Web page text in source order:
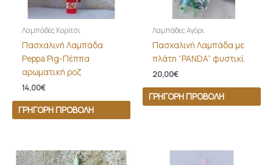
Λαμπάδες Κορίτσι
Πασχαλινή Λαμπάδα
Peppa Pig-Πέππα
αρωματική ροζ
14,00€
ΓΡΉΓΟΡΗ ΠΡΟΒΟΛΉ
Λαμπάδες Αγόρι
Πασχαλινή Λαμπάδα με
πλάτη “PANDA” φυστικί
20,00€
ΓΡΉΓΟΡΗ ΠΡΟΒΟΛΉ